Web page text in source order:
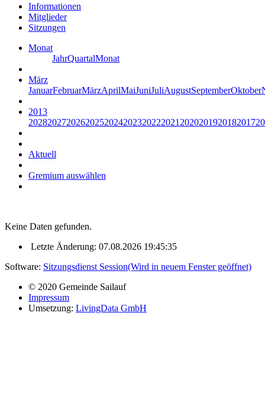
Informationen
Mitglieder
Sitzungen
Monat
JahrQuartalMonat
März
JanuarFebruarMärzAprilMaiJuniJuliAugustSeptemberOktober
2013
20282027202620252024202320222021 2020201920182017
Aktuell
Gremium auswählen
Keine Daten gefunden.
Letzte Änderung: 07.08.2026 19:45:35
Software: Sitzungsdienst Session(Wird in neuem Fenster geöffnet)
© 2020 Gemeinde Sailauf
Impressum
Umsetzung: LivingData GmbH